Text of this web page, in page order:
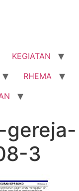
KEGIATAN
RHEMA
3